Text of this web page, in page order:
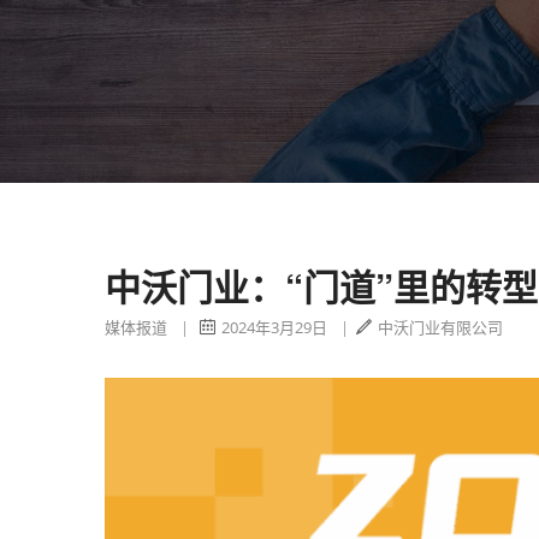
中沃门业：“门道”里的转
媒体报道 | 2024年3月29日 | 中沃门业有限公司